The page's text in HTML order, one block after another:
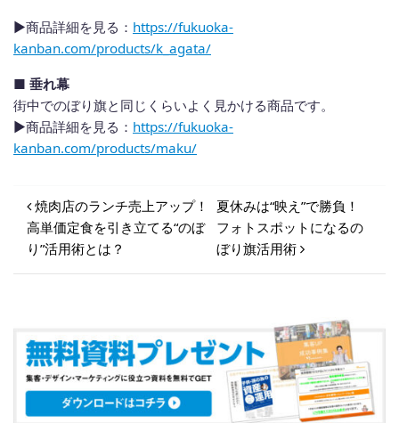
▶︎商品詳細を見る： https://fukuoka-
kanban.com/products/k_agata/
■ 垂れ幕
街中でのぼり旗と同じくらいよく見かける商品です。
▶︎商品詳細を見る： https://fukuoka-
kanban.com/products/maku/
投稿ナビゲーション
焼肉店のランチ売上アップ！
高単価定食を引き立てる“のぼ
り”活用術とは？
夏休みは“映え”で勝負！
フォトスポットになるの
ぼり旗活用術